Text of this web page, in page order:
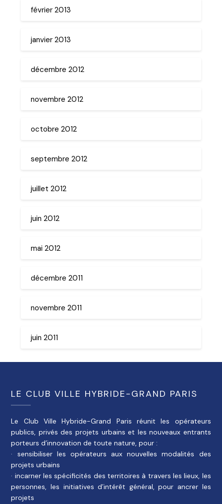
février 2013
janvier 2013
décembre 2012
novembre 2012
octobre 2012
septembre 2012
juillet 2012
juin 2012
mai 2012
décembre 2011
novembre 2011
juin 2011
LE CLUB VILLE HYBRIDE-GRAND PARIS
Le Club Ville Hybride-Grand Paris réunit les opérateurs
publics, privés des projets urbains et les nouveaux entrants
porteurs d’innovation de toute nature, pour :
· sensibiliser les opérateurs aux nouvelles modalités des
projets urbains
· incarner les spécificités des territoires à travers les lieux, les
personnes, les initiatives d’intérêt général, pour ancrer les
projets